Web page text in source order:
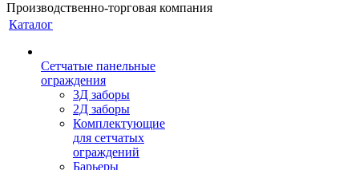
Производственно-торговая компания
Каталог
Сетчатые панельные
ограждения
3Д заборы
2Д заборы
Комплектующие
для сетчатых
ограждений
Барьеры